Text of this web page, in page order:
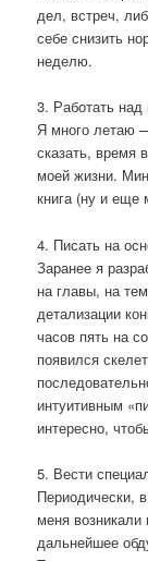
дел, встреч,
себе снизить
неделю.
3. Работать над
Я много летаю
сказать, время
моей жизни.
книга (ну и еще
4. Писать на
Заранее я
на главы, на
детализации
часов пять на
появился
интуитивным
интересно,
5. Вести
Периодически,
меня
дальнейшее